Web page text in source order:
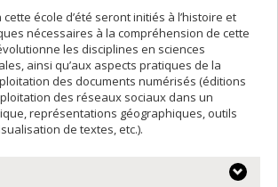
école d’été seront initiés à l’histoire et
nécessaires à la compréhension de cette
les disciplines en sciences
ainsi qu’aux aspects pratiques de la
des documents numérisés (éditions
des réseaux sociaux dans un
représentations géographiques, outils
de textes, etc.).